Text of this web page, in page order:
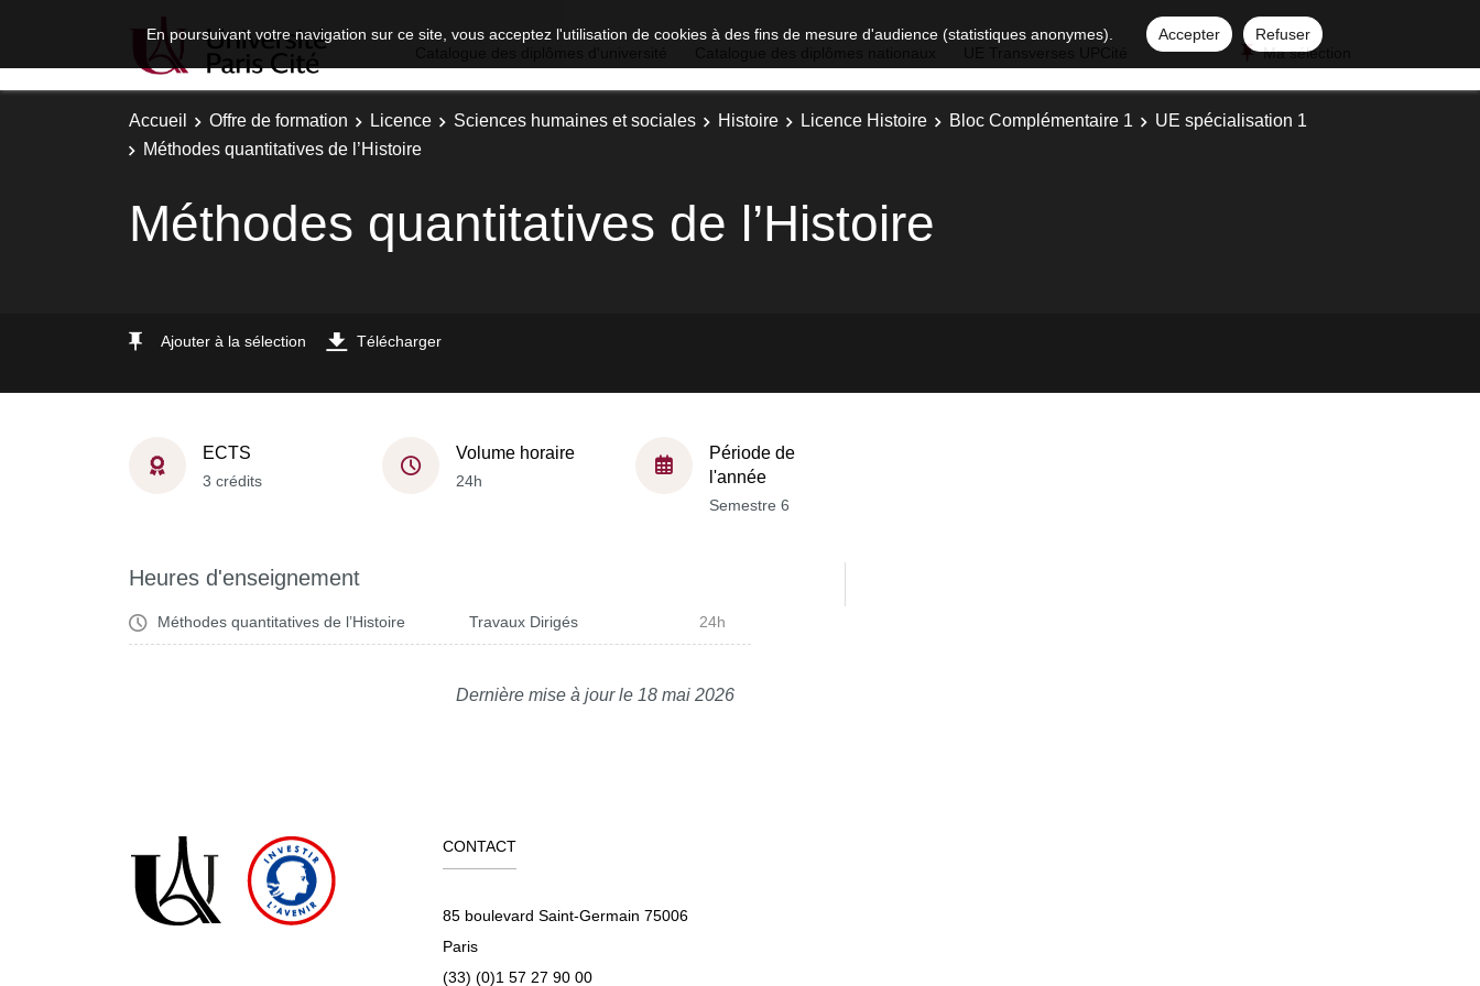
En poursuivant votre navigation sur ce site, vous acceptez l'utilisation de cookies à des fins de mesure d'audience (statistiques anonymes). Accepter
Refuser
Ma sélection
Accueil Offre de formation Licence Sciences humaines et sociales Histoire Licence Histoire Bloc Complémentaire 1
UE spécialisation 1
Méthodes quantitatives de l’Histoire
Méthodes quantitatives de l’Histoire
Ajouter à la sélection Télécharger
ECTS
3 crédits
Volume horaire
24h
Période de
l'année
Semestre 6
Heures d'enseignement
Méthodes quantitatives de l’Histoire Travaux Dirigés 24h
Dernière mise à jour le 18 mai 2026
CONTACT
85 boulevard Saint-Germain 75006
Paris
(33) (0)1 57 27 90 00